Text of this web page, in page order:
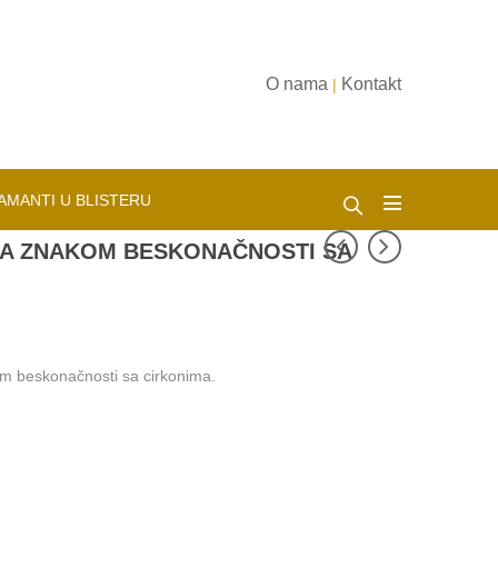
O nama | Kontakt
U BLISTERU
ZNAKOM BESKONAČNOSTI SA
beskonačnosti sa cirkonima.